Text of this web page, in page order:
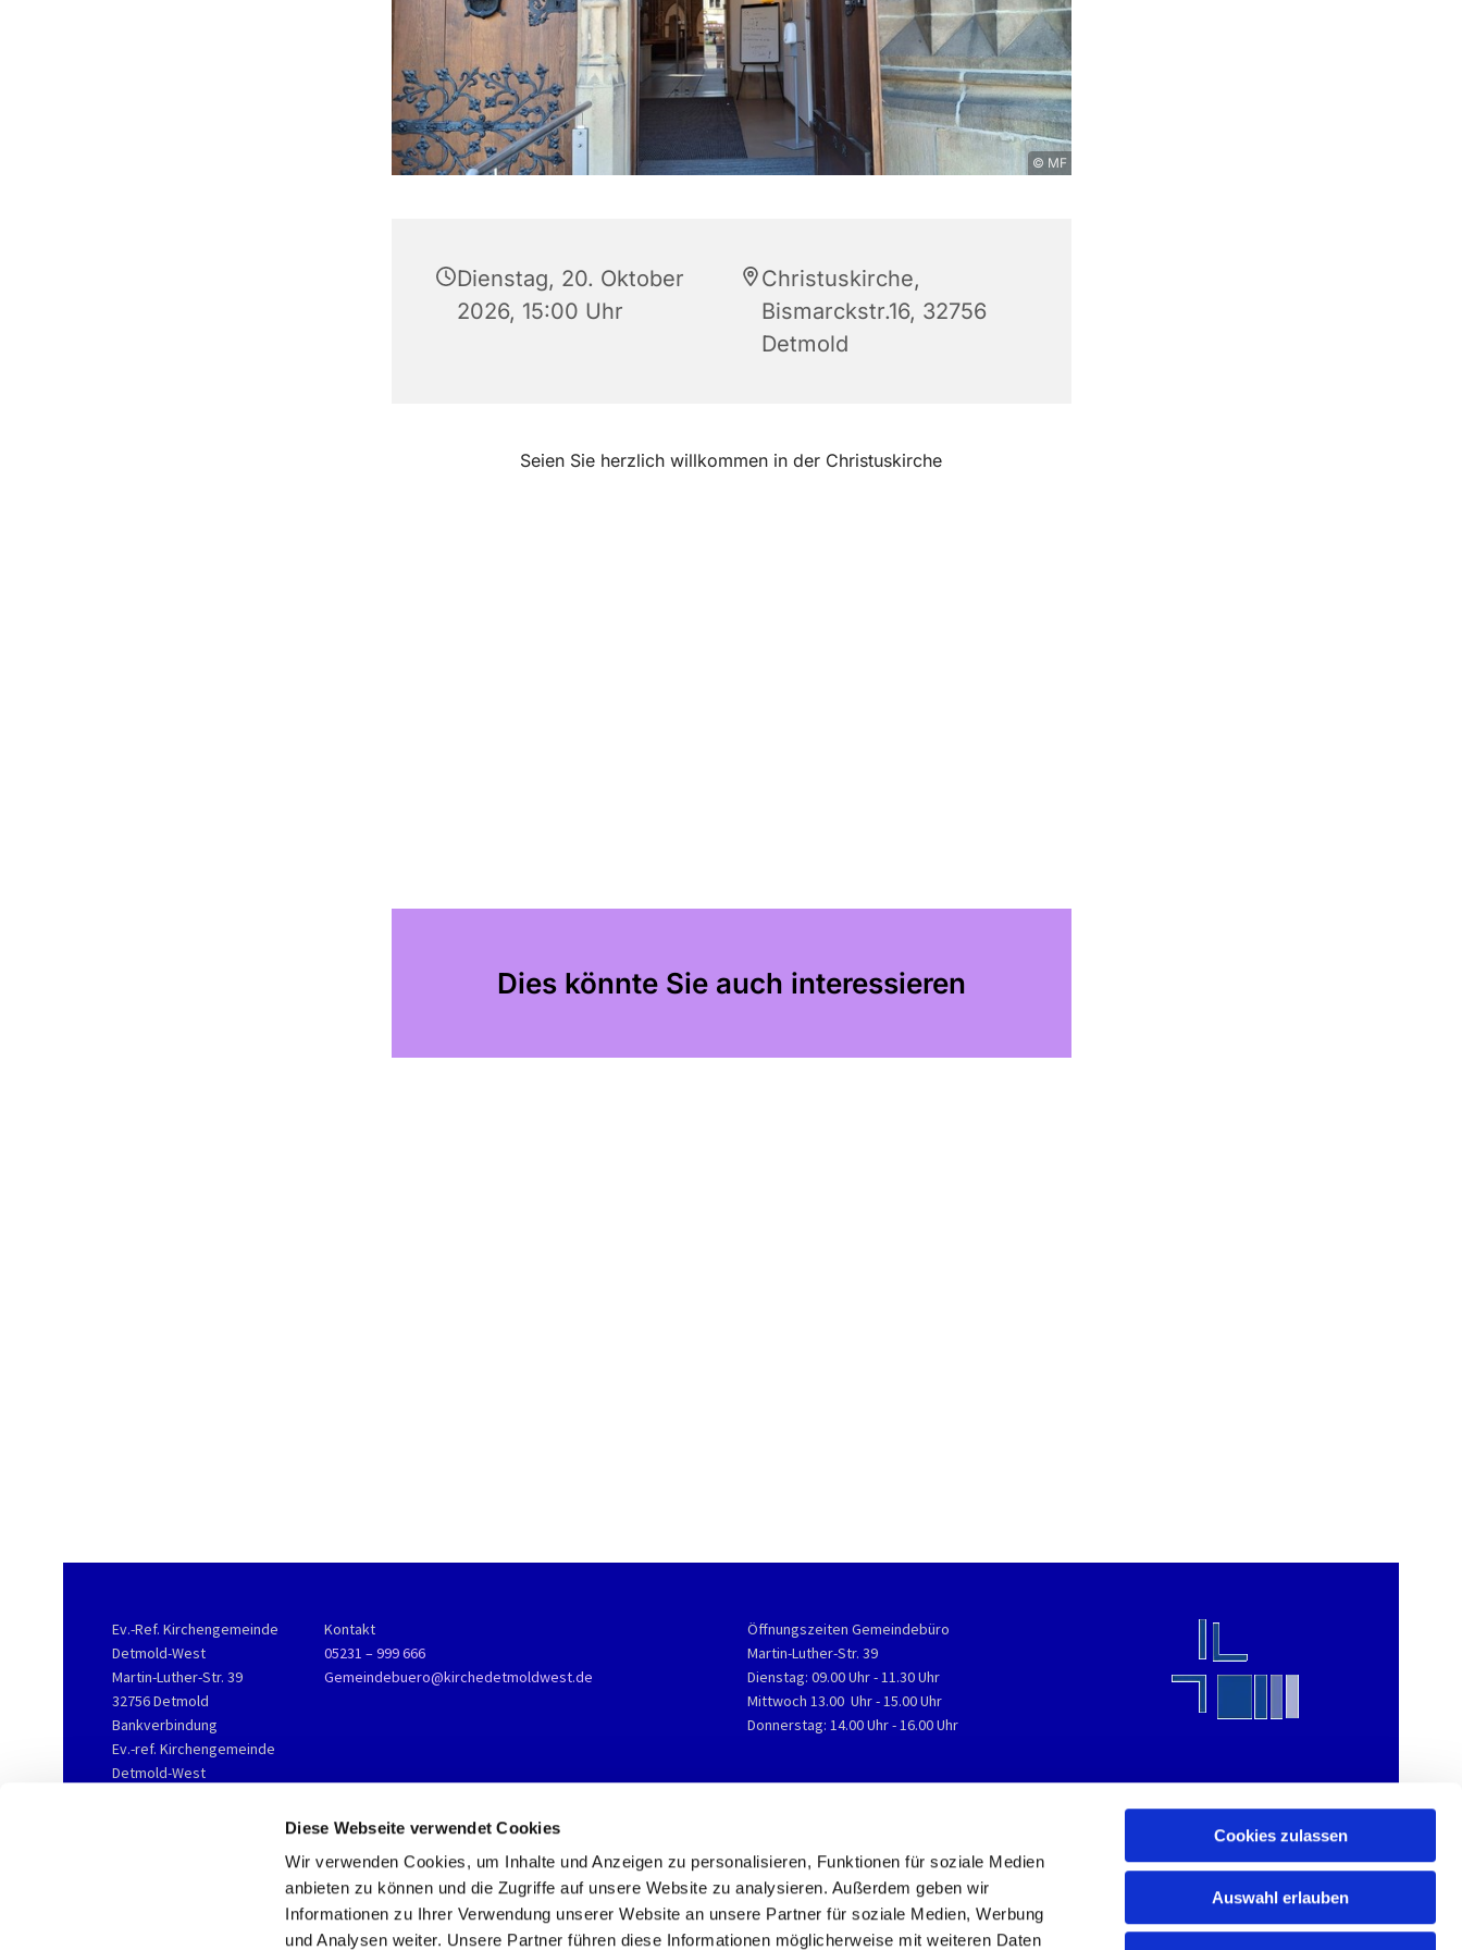
Diese Webseite verwendet Cookies
Wir verwenden Cookies, um Inhalte und Anzeigen zu personalisieren, Funktionen für soziale Medien
anbieten zu können und die Zugriffe auf unsere Website zu analysieren. Außerdem geben wir
Informationen zu Ihrer Verwendung unserer Website an unsere Partner für soziale Medien, Werbung
und Analysen weiter. Unsere Partner führen diese Informationen möglicherweise mit weiteren Daten
Cookies zulassen
Auswahl erlauben
© MF
Dienstag, 20. Oktober
2026, 15:00 Uhr
Christuskirche,
Bismarckstr.16, 32756
Detmold
Seien Sie herzlich willkommen in der Christuskirche
Dies könnte Sie auch interessieren
Ev.-Ref. Kirchengemeinde
Detmold-West
Martin-Luther-Str. 39
32756 Detmold
Bankverbindung
Ev.-ref. Kirchengemeinde
Detmold-West
Kontakt
05231 – 999 666
Gemeindebuero@kirchedetmoldwest.de
Öffnungszeiten Gemeindebüro
Martin-Luther-Str. 39
Dienstag: 09.00 Uhr - 11.30 Uhr
Mittwoch 13.00 Uhr - 15.00 Uhr
Donnerstag: 14.00 Uhr - 16.00 Uhr